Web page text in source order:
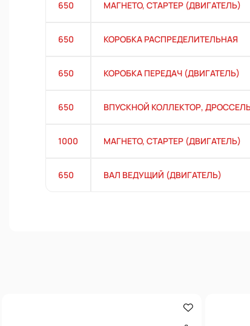
650 МАГНЕТО, СТАРТЕР (ДВИГАТЕЛЬ)
650 КОРОБКА РАСПРЕДЕЛИТЕЛЬНАЯ
650 КОРОБКА ПЕРЕДАЧ (ДВИГАТЕЛЬ)
650 ВПУСКНОЙ КОЛЛЕКТОР,
1000 МАГНЕТО, СТАРТЕР (ДВИГАТЕЛЬ)
650 ВАЛ ВЕДУЩИЙ (ДВИГАТЕЛЬ)